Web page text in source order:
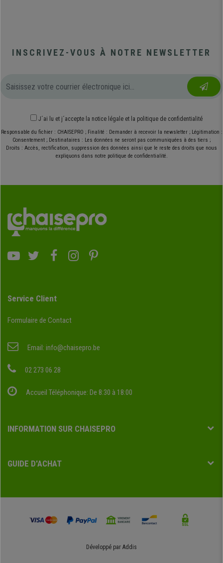
INSCRIVEZ-VOUS À NOTRE NEWSLETTER
J´ai lu et j´accepte la notice légale et la politique de confidentialité
Responsable du fichier : CHAISEPRO ; Finalité : Demander à recevoir la newsletter ; Légitimation :
Consentement ; Destinataires : Les données ne seront pas communiquées à des tiers ;
Droits : Accès, rectification, suppression des données ainsi que le reste des droits que nous
expliquons dans notre politique de confidentialité.
Service Client
Formulaire de Contact
Email: info@chaisepro.be
02 273 06 28
Accueil Téléphonique: De 8:30 à 18:00
INFORMATION SUR CHAISEPRO
GUIDE D'ACHAT
Développé par Addis